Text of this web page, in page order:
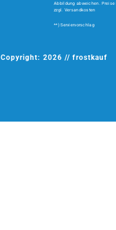
Abbildung abweichen. Preise
zzgl. Versandkosten
**) Serviervorschlag
Copyright: 2026 // frostkauf